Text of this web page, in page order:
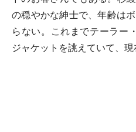
の穏やかな紳士で、年齢は
らない。これまでテーラー
ジャケットを誂えていて、現